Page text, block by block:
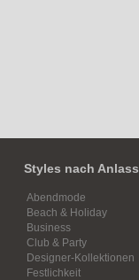
Styles nach Anlass
Abendmode
Beach & Holiday
Business
Club & Party
Designer-Kollektionen
Festlichkeit